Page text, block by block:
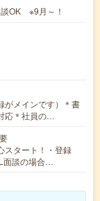
OK ※9月～！
がメインです）＊書
応＊社員の…
スタート！・登録
面談の場合…